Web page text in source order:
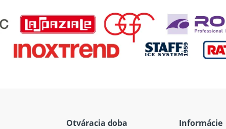
Otváracia doba Informácie